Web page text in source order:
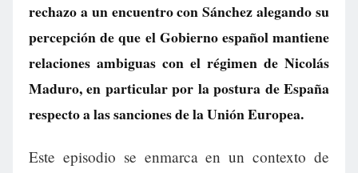
rechazo a un encuentro con Sánchez alegando su
percepción de que el Gobierno español mantiene
relaciones ambiguas con el régimen de Nicolás
Maduro, en particular por la postura de España
respecto a las sanciones de la Unión Europea.
Este episodio se enmarca en un contexto de